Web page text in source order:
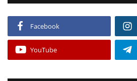
Facebook
YouTube